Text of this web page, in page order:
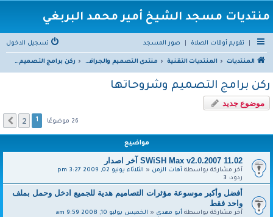
منتديات مسجد الشيخ أمير محمد البربغي
تقويم أوقات الصلاة صور المسجد تسجيل الدخول
المنتديات المنتديات التقنية منتدى التصميم والجرافيكس ركن برامج التصميم وشروحاتها
ركن برامج التصميم وشروحاتها
موضوع جديد
26 موضوعًا 2 التالي
مواضيع
SWiSH Max v2.0.2007 11.02 آخر اصدار
آخر مشاركة بواسطةآهات الزمن« الثلاثاء يونيو 02, 2009 3:27 pm
ردود: 3
أفضل وأكبر موسوعة مؤثرات التصاميم هدية للجميع ادخل وحمل بملف
واحد فقط
آخر مشاركة بواسطةأبو مهدي« الخميس يوليو 10, 2008 9:59 am